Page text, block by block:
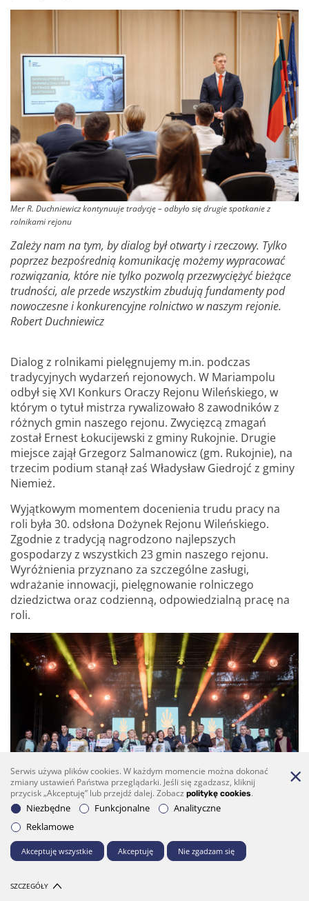
Mer R. Duchniewicz kontynuuje tradycję – odbyło się drugie spotkanie z
rolnikami rejonu
Zależy nam na tym, by dialog był otwarty i rzeczowy. Tylko
poprzez bezpośrednią komunikację możemy wypracować
rozwiązania, które nie tylko pozwolą przezwyciężyć bieżące
trudności, ale przede wszystkim zbudują fundamenty pod
nowoczesne i konkurencyjne rolnictwo w naszym rejonie.
Robert Duchniewicz
Dialog z rolnikami pielęgnujemy m.in. podczas
tradycyjnych wydarzeń rejonowych. W Mariampolu
odbył się XVI Konkurs Oraczy Rejonu Wileńskiego, w
którym o tytuł mistrza rywalizowało 8 zawodników z
różnych gmin naszego rejonu. Zwycięzcą zmagań
został Ernest Łokucijewski z gminy Rukojnie. Drugie
miejsce zajął Grzegorz Salmanowicz (gm. Rukojnie), na
trzecim podium stanął zaś Władysław Giedrojć z gminy
Niemież.
Wyjątkowym momentem docenienia trudu pracy na
roli była 30. odsłona Dożynek Rejonu Wileńskiego.
Zgodnie z tradycją nagrodzono najlepszych
gospodarzy z wszystkich 23 gmin naszego rejonu.
Wyróżnienia przyznano za szczególne zasługi,
wdrażanie innowacji, pielęgnowanie rolniczego
dziedzictwa oraz codzienną, odpowiedzialną pracę na
roli.
Podczas Dożynek zostali uhonorowani najlepsi rolnicy z każdej gminy rejonu
Serwis używa plików cookies. W każdym momencie można dokonać
zmiany ustawień Państwa przeglądarki. Jeśli się zgadzasz, kliknij
przycisk „Akceptuję” lub przejdź dalej. Zobacz politykę cookies.
Niezbędne
Funkcjonalne
Analityczne
Reklamowe
Akceptuję wszystkie Akceptuję Nie zgadzam się
SZCZEGÓŁY